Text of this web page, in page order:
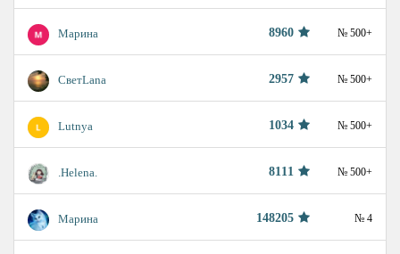
Марина 8960 № 500+
СветLаnа 2957 № 500+
Lutnya 1034 № 500+
.Helena. 8111 № 500+
Марина 148205 № 4